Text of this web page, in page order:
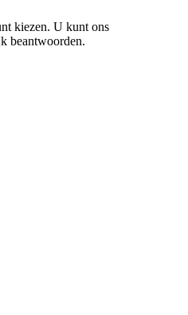
kiezen. U kunt ons
beantwoorden.